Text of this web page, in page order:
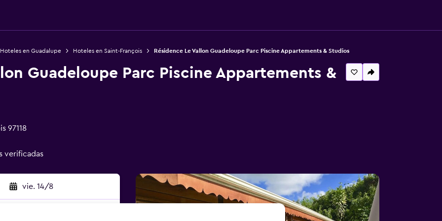
Hoteles en Guadalupe Hoteles en Saint-François Résidence Le Vallon Guadeloupe Parc Piscine Appartements & Studios
Guadeloupe Parc Piscine Appartements &
97118
verificadas
vie. 14/8